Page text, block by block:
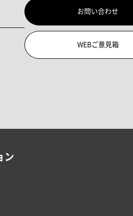
お問い合わせ
WEBご意見箱
ン